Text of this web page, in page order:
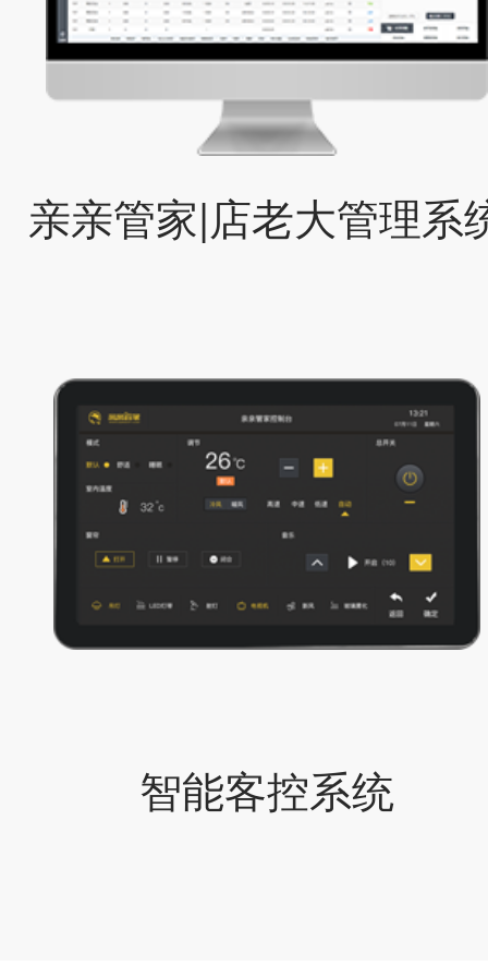
亲亲管家|店老大管理系
智能客控系统